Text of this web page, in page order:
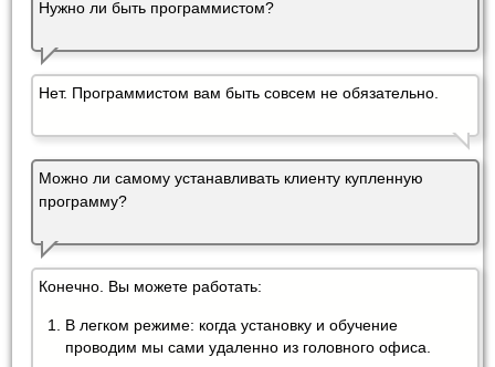
Нужно ли быть программистом?
Нет. Программистом вам быть совсем не обязательно.
Можно ли самому устанавливать клиенту купленную
программу?
Конечно. Вы можете работать:
В легком режиме: когда установку и обучение
проводим мы сами удаленно из головного офиса.